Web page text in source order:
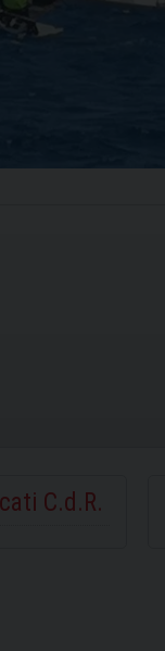
Ilca
C.d.R.